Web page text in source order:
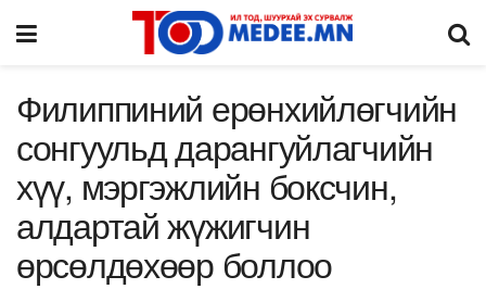
Филиппиний ерөнхийлөгчийн
сонгуульд дарангуйлагчийн
хүү, мэргэжлийн боксчин,
алдартай жүжигчин
өрсөлдөхөөр боллоо